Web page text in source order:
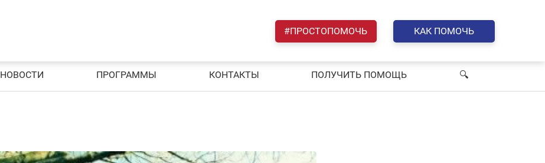
#ПРОСТОПОМОЧЬ КАК ПОМОЧЬ
НОВОСТИ ПРОГРАММЫ КОНТАКТЫ ПОЛУЧИТЬ ПОМОЩЬ 🔍︎